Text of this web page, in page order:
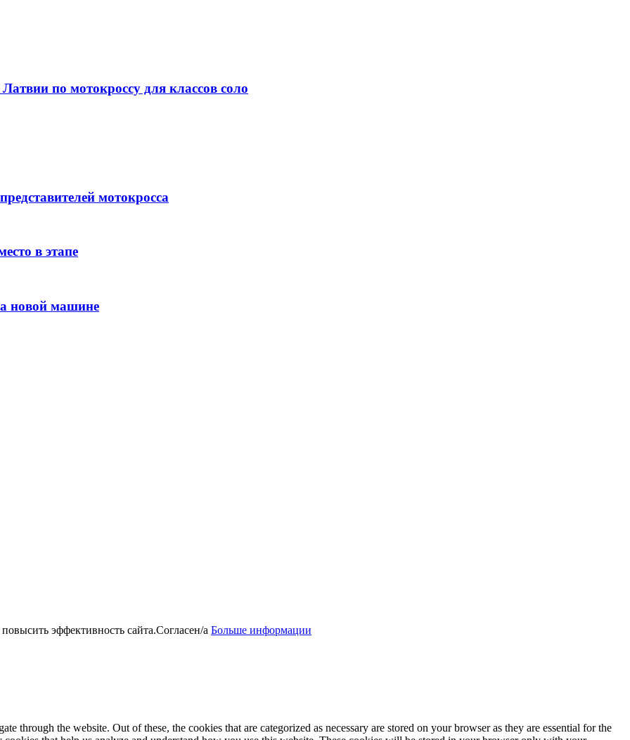
по мотокроссу для классов соло
мотокросса
в этапе
новой машине
эффективность сайта.Согласен/а Больше информации
through the website. Out of these, the cookies that are categorized as necessary are stored on your browser as they are essential for the